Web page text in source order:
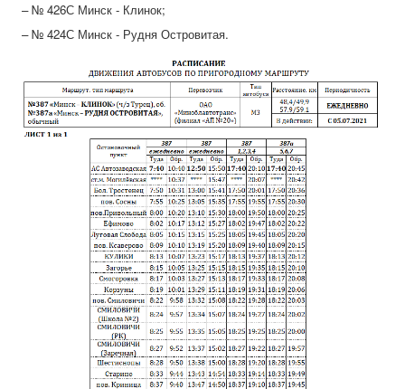
– № 426С Минск - Клинок;
– № 424С Минск - Рудня Островитая.